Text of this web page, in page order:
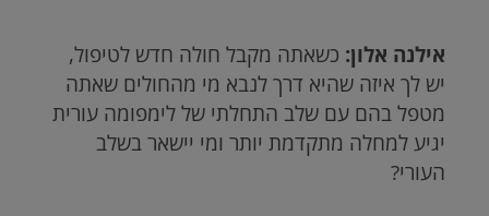
אילנה אלון: כשאתה מקבל חולה חדש לטיפול,
יש לך איזה שהיא דרך לנבא מי מהחולים שאתה
מטפל בהם עם שלב התחלתי של לימפומה עורית
יגיע למחלה מתקדמת יותר ומי יישאר בשלב
העורי?